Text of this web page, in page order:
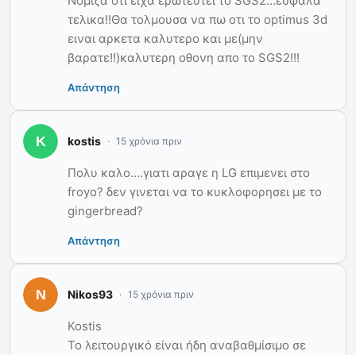
τελικα!!Θα τολμουσα να πω οτι το optimus 3d
ειναι αρκετα καλυτερο και με(μην
βαρατε!!)καλυτερη οθονη απο το SGS2!!!
Απάντηση
kostis 15 χρόνια πριν
Πολυ καλο….γιατι αραγε η LG επιμενει στο
froyo? δεν γινεται να το κυκλοφορησει με το
gingerbread?
Απάντηση
Nikos93 15 χρόνια πριν
Kostis
Το λειτουργικό είναι ήδη αναβαθμίσιμο σε